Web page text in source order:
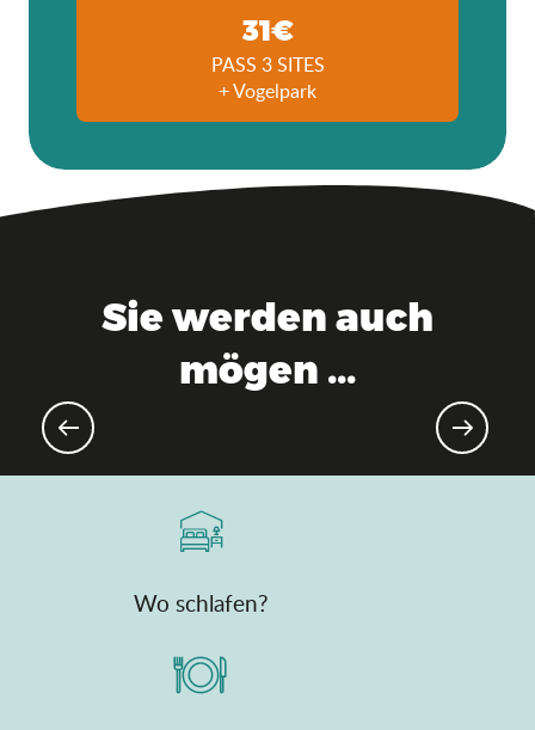
31€
PASS 3 SITES
+ Vogelpark
Sie werden auch
mögen ...
Wo schlafen?